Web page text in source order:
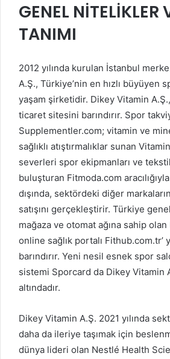
GENEL NİTELİKLER
TANIMI
2012 yılında kurulan İstanbul
A.Ş., Türkiye’nin en hızlı büyüyen
yaşam şirketidir. Dikey Vitamin
ticaret sitesini barındırır. Spor
Supplementler.com; vitamin ve
sağlıklı atıştırmalıklar sunan
severleri spor ekipmanları ve
buluşturan Fitmoda.com
dışında, sektördeki diğer
satışını gerçekleştirir. Türkiye
mağaza ve otomat ağına sahip
online sağlık portalı Fithub.com.tr’
barındırır. Yeni nesil esnek spor
sistemi Sporcard da Dikey Vitamin
altındadır.
Dikey Vitamin A.Ş. 2021 yılında
daha da ileriye taşımak için
dünya lideri olan Nestlé Health